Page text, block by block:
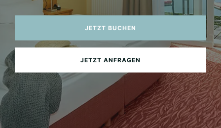
JETZT BUCHEN
JETZT ANFRAGEN